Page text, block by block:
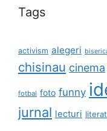
Tags
activism alegeri
chisinau cinema
fotbal foto funny
jurnal lecturi